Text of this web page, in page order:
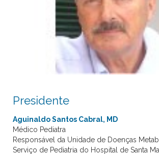
Presidente
Aguinaldo Santos Cabral, MD
Médico Pediatra
Responsável da Unidade de Doenças
Serviço de Pediatria do Hospital de Santa